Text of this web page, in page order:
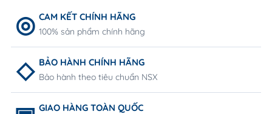
CAM KẾT CHÍNH HÃNG
100% sản phẩm chính hãng
BẢO HÀNH CHÍNH HÃNG
Bảo hành theo tiêu chuẩn NSX
GIAO HÀNG TOÀN QUỐC